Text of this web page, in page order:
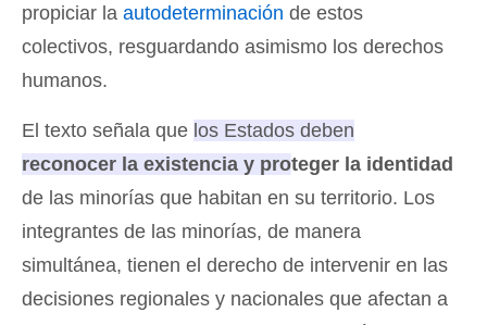
propiciar la autodeterminación de estos
colectivos, resguardando asimismo los derechos
humanos.
El texto señala que los Estados deben
reconocer la existencia y proteger la identidad
de las minorías que habitan en su territorio. Los
integrantes de las minorías, de manera
simultánea, tienen el derecho de intervenir en las
decisiones regionales y nacionales que afectan a